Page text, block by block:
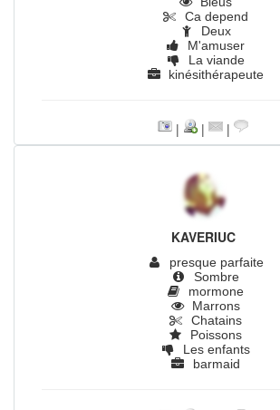
Ca depend
Deux
M'amuser
La viande
kinésithérapeute
| | |
KAVERIUC
presque parfaite
Sombre
mormone
Marrons
Chatains
Poissons
Les enfants
barmaid